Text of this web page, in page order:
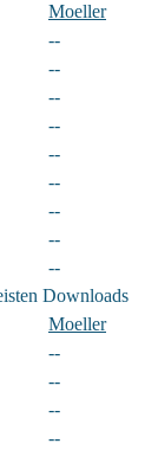
Moeller
--
--
--
--
--
--
--
--
--
Downloads
Moeller
--
--
--
--